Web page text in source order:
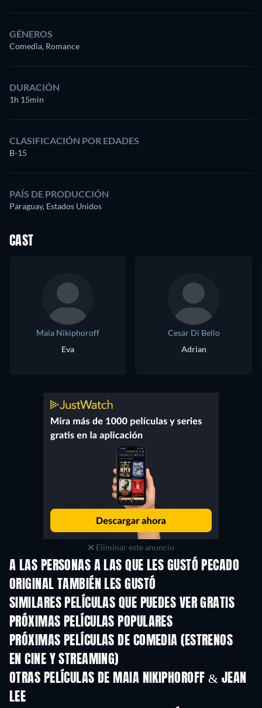
GÉNEROS
Comedia, Romance
DURACIÓN
1h 15min
CLASIFICACIÓN POR EDADES
B-15
PAÍS DE PRODUCCIÓN
Paraguay, Estados Unidos
CAST
Maia Nikiphoroff
Eva
Cesar Di Bello
Adrian
Eliminar este anuncio
A LAS PERSONAS A LAS QUE LES GUSTÓ PECADO
ORIGINAL TAMBIÉN LES GUSTÓ
SIMILARES PELÍCULAS QUE PUEDES VER GRATIS
PRÓXIMAS PELÍCULAS POPULARES
PRÓXIMAS PELÍCULAS DE COMEDIA (ESTRENOS
EN CINE Y STREAMING)
OTRAS PELÍCULAS DE MAIA NIKIPHOROFF & JEAN
LEE